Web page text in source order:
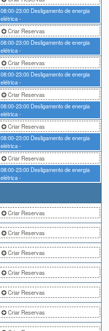
08:00-23:00 Desligamento de energia
elétrica -
Criar Reservas
08:00-23:00 Desligamento de energia
elétrica -
Criar Reservas
08:00-23:00 Desligamento de energia
elétrica -
Criar Reservas
08:00-23:00 Desligamento de energia
elétrica -
Criar Reservas
08:00-23:00 Desligamento de energia
elétrica -
Criar Reservas
08:00-23:00 Desligamento de energia
elétrica -
Criar Reservas
Criar Reservas
Criar Reservas
Criar Reservas
Criar Reservas
Criar Reservas